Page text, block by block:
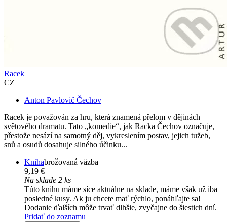
Racek
CZ
Anton Pavlovič Čechov
Racek je považován za hru, která znamená přelom v dějinách
světového dramatu. Tato „komedie“, jak Racka Čechov označuje,
přestože nesází na samotný děj, vykreslením postav, jejich tužeb,
snů a osudů dosahuje silného účinku...
Knihabrožovaná väzba
9,19 €
Na sklade 2 ks
Túto knihu máme síce aktuálne na sklade, máme však už iba
posledné kusy. Ak ju chcete mať rýchlo, ponáhľajte sa!
Dodanie ďalších môže trvať dlhšie, zvyčajne do šiestich dní.
Pridať do zoznamu